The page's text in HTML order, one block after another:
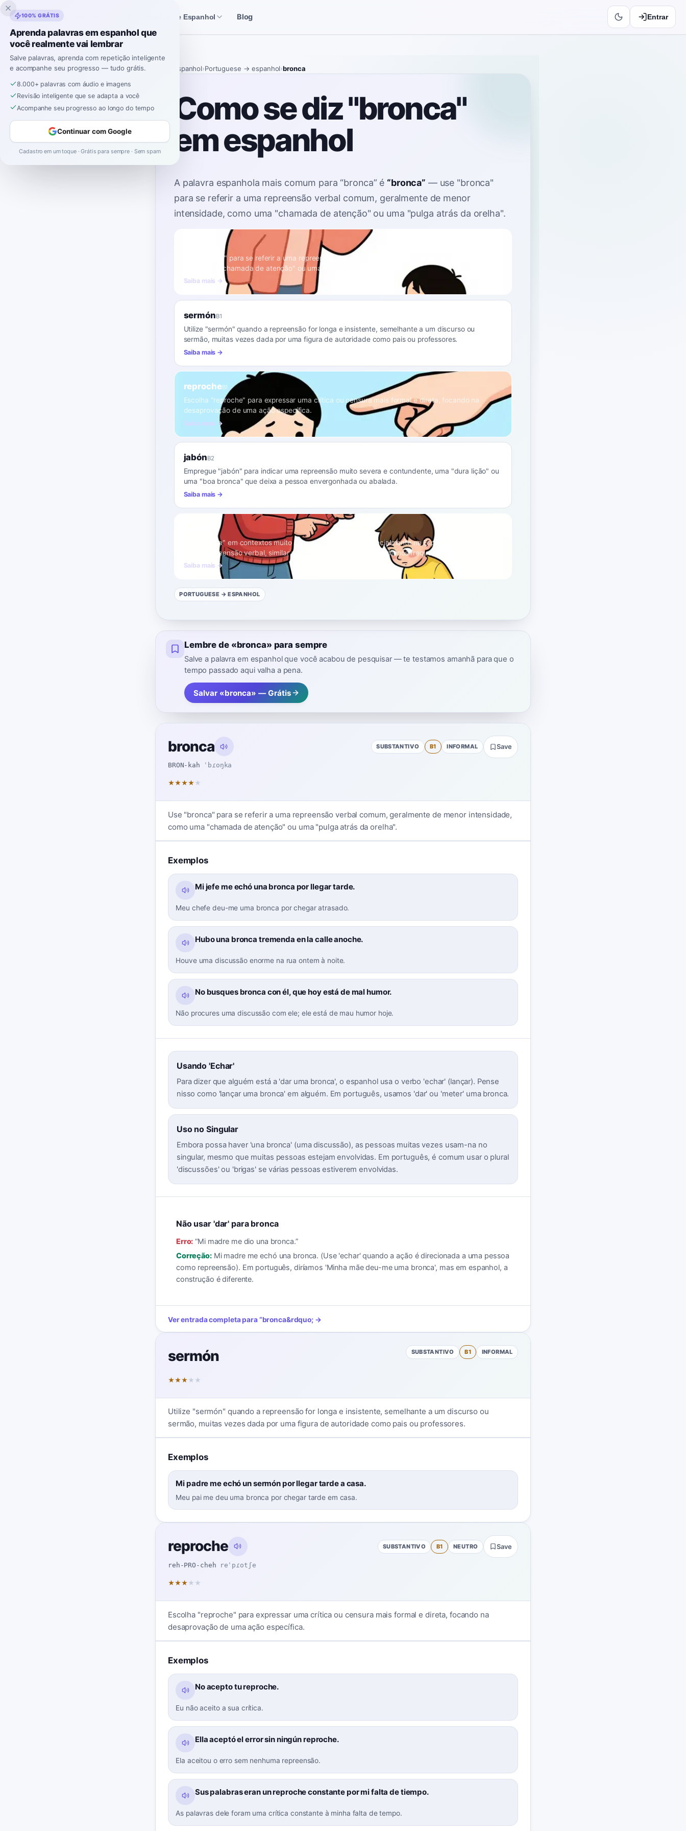
Inklingo Ferramentas de Espanhol Blog Entrar
Espanhol›Portuguese → espanhol›bronca
Como se diz "bronca"
em espanhol
A palavra espanhola mais comum para “bronca” é “bronca” — use "bronca"
para se referir a uma repreensão verbal comum, geralmente de menor
intensidade, como uma "chamada de atenção" ou uma "pulga atrás da orelha".
Use "bronca" para se referir a uma repreensão verbal comum, geralmente de menor intensidade,
como uma "chamada de atenção" ou uma "pulga atrás da orelha".
Saiba mais →
sermónB1
Utilize "sermón" quando a repreensão for longa e insistente, semelhante a um discurso ou
sermão, muitas vezes dada por uma figura de autoridade como pais ou professores.
Saiba mais →
reprocheB1
Escolha "reproche" para expressar uma crítica ou censura mais formal e direta, focando na
desaprovação de uma ação específica.
Saiba mais →
jabónB2
Empregue "jabón" para indicar uma repreensão muito severa e contundente, uma "dura lição" ou
uma "boa bronca" que deixa a pessoa envergonhada ou abalada.
Saiba mais →
C1
Use "peluca" em contextos muito informais e regionais, especialmente na Espanha, para se referir
a uma repreensão verbal, similar a "bronca", mas com um uso menos frequente.
Saiba mais →
PORTUGUESE → ESPANHOL
Lembre de «bronca» para sempre
Salve a palavra em espanhol que você acabou de pesquisar — te testamos amanhã para que o
tempo passado aqui valha a pena.
Salvar «bronca» — Grátis
bronca
BRON-kah ˈbɾoŋka
SUBSTANTIVO B1 INFORMAL Save
★★★★ ★
Use "bronca" para se referir a uma repreensão verbal comum, geralmente de menor intensidade,
como uma "chamada de atenção" ou uma "pulga atrás da orelha".
Exemplos
Mi jefe me echó una bronca por llegar tarde.
Meu chefe deu-me uma bronca por chegar atrasado.
Hubo una bronca tremenda en la calle anoche.
Houve uma discussão enorme na rua ontem à noite.
No busques bronca con él, que hoy está de mal humor.
Não procures uma discussão com ele; ele está de mau humor hoje.
Usando 'Echar'
Para dizer que alguém está a 'dar uma bronca', o espanhol usa o verbo 'echar' (lançar). Pense
nisso como 'lançar uma bronca' em alguém. Em português, usamos 'dar' ou 'meter' uma bronca.
Uso no Singular
Embora possa haver 'una bronca' (uma discussão), as pessoas muitas vezes usam-na no
singular, mesmo que muitas pessoas estejam envolvidas. Em português, é comum usar o plural
'discussões' ou 'brigas' se várias pessoas estiverem envolvidas.
Não usar 'dar' para bronca
Erro: “Mi madre me dio una bronca.”
Correção: Mi madre me echó una bronca. (Use 'echar' quando a ação é direcionada a uma pessoa
como repreensão). Em português, diríamos 'Minha mãe deu-me uma bronca', mas em espanhol, a
construção é diferente.
Ver entrada completa para“bronca&rdquo; →
sermón SUBSTANTIVO B1 INFORMAL
★★★ ★ ★
Utilize "sermón" quando a repreensão for longa e insistente, semelhante a um discurso ou
sermão, muitas vezes dada por uma figura de autoridade como pais ou professores.
Exemplos
Mi padre me echó un sermón por llegar tarde a casa.
Meu pai me deu uma bronca por chegar tarde em casa.
reproche
reh-PRO-cheh reˈpɾotʃe
SUBSTANTIVO B1 NEUTRO Save
★★★ ★ ★
Escolha "reproche" para expressar uma crítica ou censura mais formal e direta, focando na
desaprovação de uma ação específica.
Exemplos
No acepto tu reproche.
Eu não aceito a sua crítica.
Ella aceptó el error sin ningún reproche.
Ela aceitou o erro sem nenhuma repreensão.
Sus palabras eran un reproche constante por mi falta de tiempo.
As palavras dele foram uma crítica constante à minha falta de tempo.
100% GRÁTIS
Aprenda palavras em espanhol que
você realmente vai lembrar
Salve palavras, aprenda com repetição inteligente
e acompanhe seu progresso — tudo grátis.
8.000+ palavras com áudio e imagens
Revisão inteligente que se adapta a você
Acompanhe seu progresso ao longo do tempo
Continuar com Google
Cadastro em um toque · Grátis para sempre · Sem spam